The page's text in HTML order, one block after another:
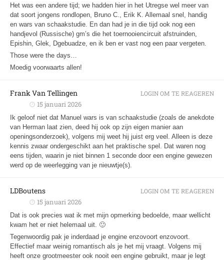
Het was een andere tijd; we hadden hier in het Utregse wel meer van
dat soort jongens rondlopen, Bruno C., Erik K. Allemaal snel, handig
en wars van schaakstudie. En dan had je in die tijd ook nog een
handjevol (Russische) gm’s die het toernooiencircuit afstruinden,
Epishin, Glek, Dgebuadze, en ik ben er vast nog een paar vergeten.
Those were the days…
Moedig voorwaarts allen!
Frank Van Tellingen
15 januari 2026
Ik geloof niet dat Manuel wars is van schaakstudie (zoals de anekdote
van Herman laat zien, deed hij ook op zijn eigen manier aan
openingsonderzoek), volgens mij weet hij juist erg veel. Alleen is deze
kennis zwaar ondergeschikt aan het praktische spel. Dat waren nog
eens tijden, waarin je niet binnen 1 seconde door een engine gewezen
werd op de weerlegging van je nieuwtje(s).
LOGIN OM TE REAGEREN
LDBoutens
15 januari 2026
Dat is ook precies wat ik met mijn opmerking bedoelde, maar wellicht
kwam het er niet helemaal uit. 🙂
Tegenwoordig pak je inderdaad je engine enzovoort enzovoort.
Effectief maar weinig romantisch als je het mij vraagt. Volgens mij
heeft onze grootmeester ook nooit een engine gebruikt, maar je legt
LOGIN OM TE REAGEREN